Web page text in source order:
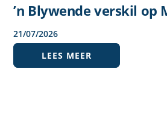
’n Blywende verskil op
21/07/2026
LEES MEER